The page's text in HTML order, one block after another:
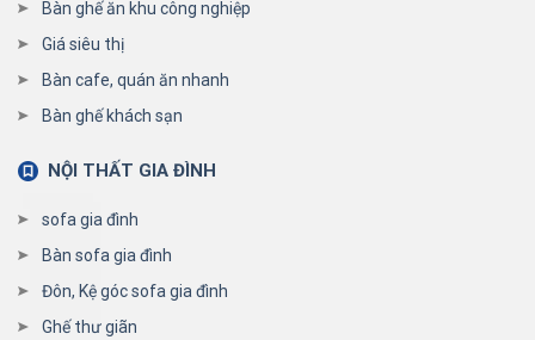
Bàn ghế ăn khu công nghiệp
Giá siêu thị
Bàn cafe, quán ăn nhanh
Bàn ghế khách sạn
NỘI THẤT GIA ĐÌNH
sofa gia đình
Bàn sofa gia đình
Đôn, Kệ góc sofa gia đình
Ghế thư giãn